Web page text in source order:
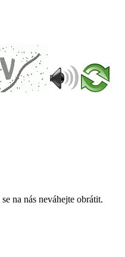
na nás neváhejte obrátit.